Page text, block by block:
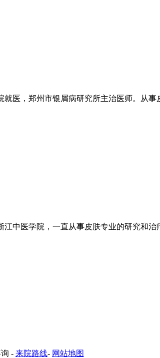
医，郑州市银屑病研究所主治医师。从事
中医学院，一直从事皮肤专业的研究和治
- 来院路线- 网站地图